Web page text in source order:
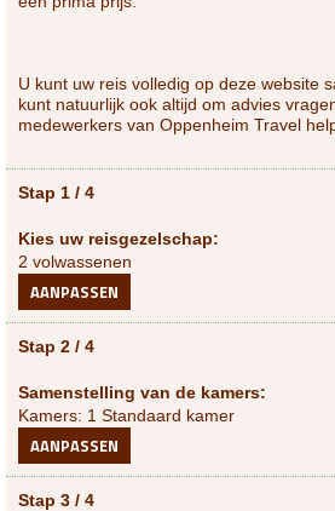
U kunt uw reis volledig op deze website
kunt natuurlijk ook altijd om advies
medewerkers van Oppenheim
Stap 1 / 4
Kies uw reisgezelschap:
2 volwassenen
AANPASSEN
Stap 2 / 4
Samenstelling van de kamers:
Kamers: 1 Standaard kamer
AANPASSEN
Stap 3 / 4